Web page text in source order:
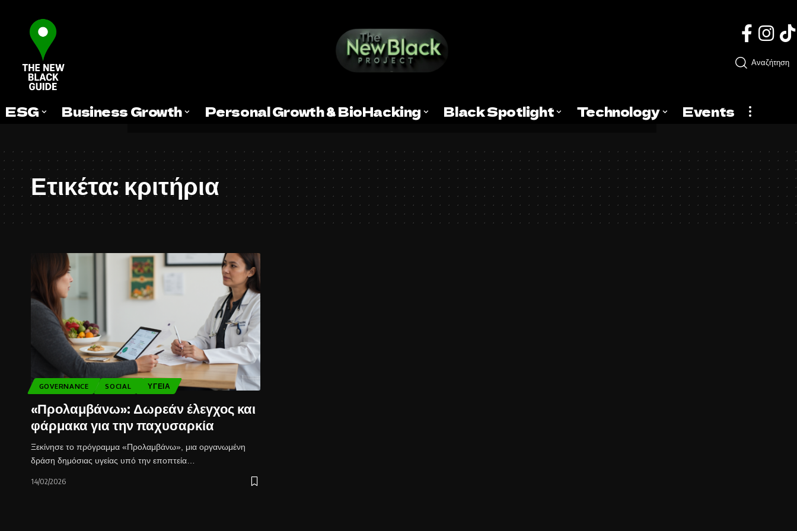
Αναζήτηση
ESG Business Growth Personal Growth & BioHacking Black Spotlight Technology Events
Ετικέτα:κριτήρια
GOVERNANCE SOCIAL ΥΓΕΊΑ
«Προλαμβάνω»: Δωρεάν έλεγχος και
φάρμακα για την παχυσαρκία
Ξεκίνησε το πρόγραμμα «Προλαμβάνω», μια οργανωμένη
δράση δημόσιας υγείας υπό την εποπτεία…
14/02/2026